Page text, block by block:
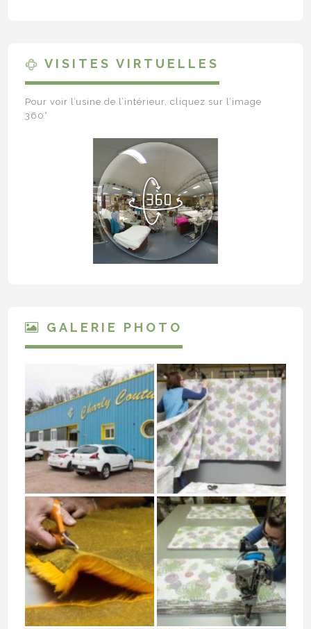
VISITES VIRTUELLES
Pour voir l’usine de l’intérieur, cliquez sur l’image
360°
GALERIE PHOTO